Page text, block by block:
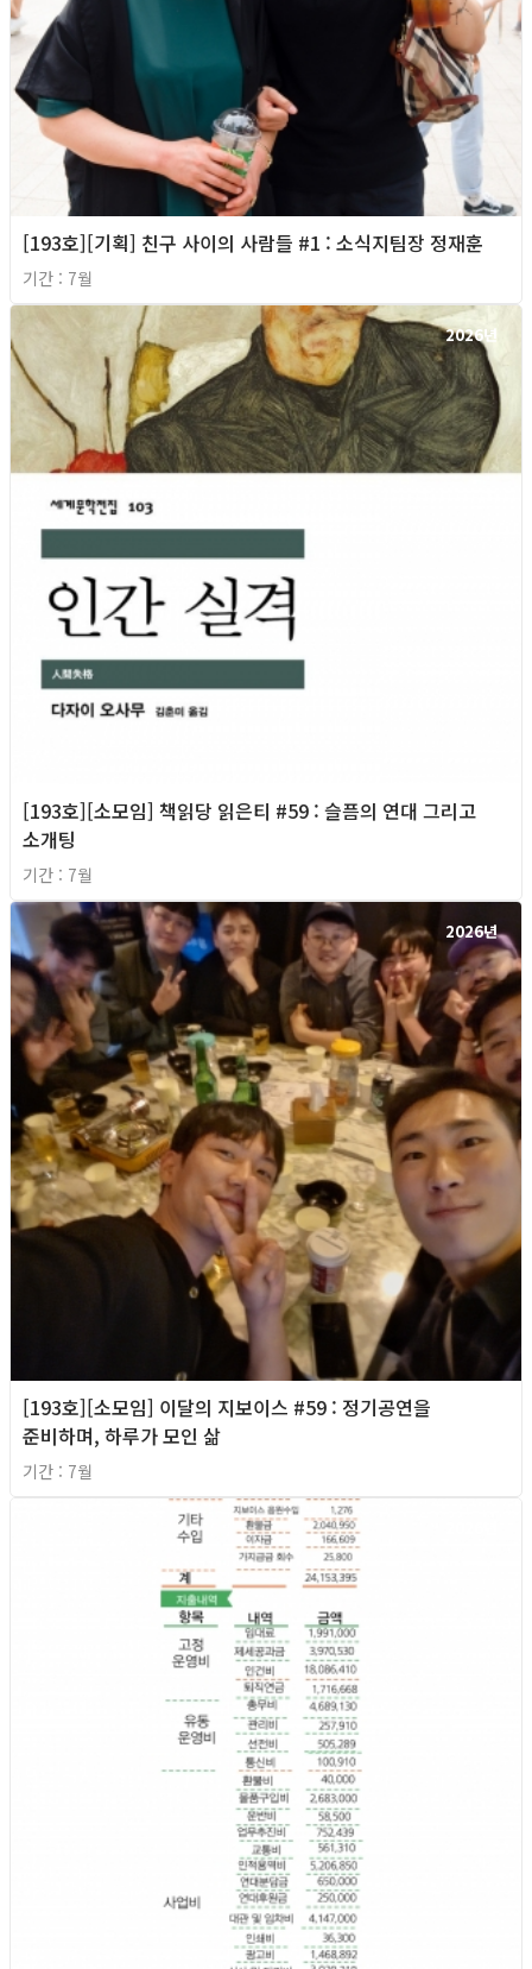
[193호][기획] 친구 사이의 사람들 #1 : 소식지팀장 정재훈
기간 : 7월
2026년
[193호][소모임] 책읽당 읽은티 #59 : 슬픔의 연대 그리고
소개팅
기간 : 7월
2026년
[193호][소모임] 이달의 지보이스 #59 : 정기공연을
준비하며, 하루가 모인 삶
기간 : 7월